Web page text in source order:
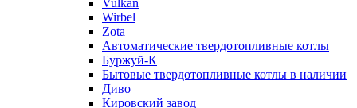
Vulkan
Wirbel
Zota
Автоматические твердотопливные котлы
Буржуй-К
Бытовые твердотопливные котлы в наличии
Диво
Кировский завод